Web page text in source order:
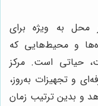
به ویژه برای
و محیط‌هایی که
حیاتی است. مرکز
و تجهیزات به‌روز،
و بدین ترتیب زمان